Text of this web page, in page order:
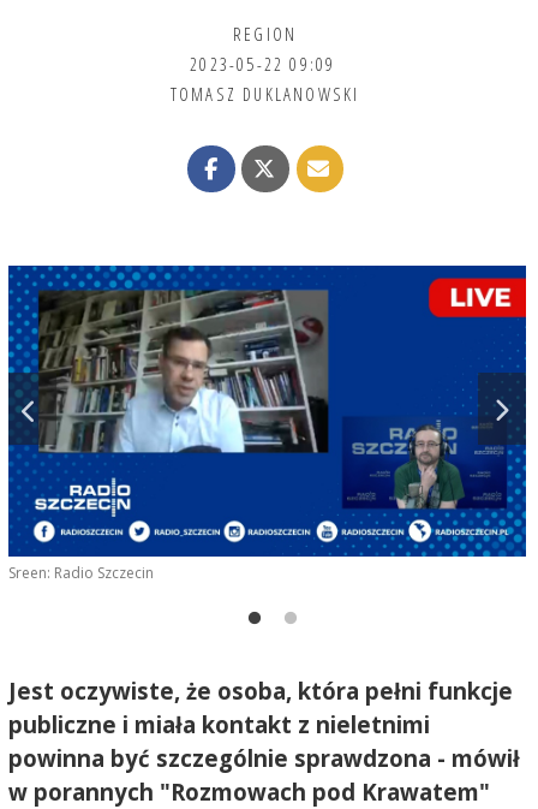
REGION
2023-05-22 09:09
TOMASZ DUKLANOWSKI
Sreen: Radio Szczecin
Jest oczywiste, że osoba, która pełni funkcje
publiczne i miała kontakt z nieletnimi
powinna być szczególnie sprawdzona - mówił
w porannych "Rozmowach pod Krawatem"